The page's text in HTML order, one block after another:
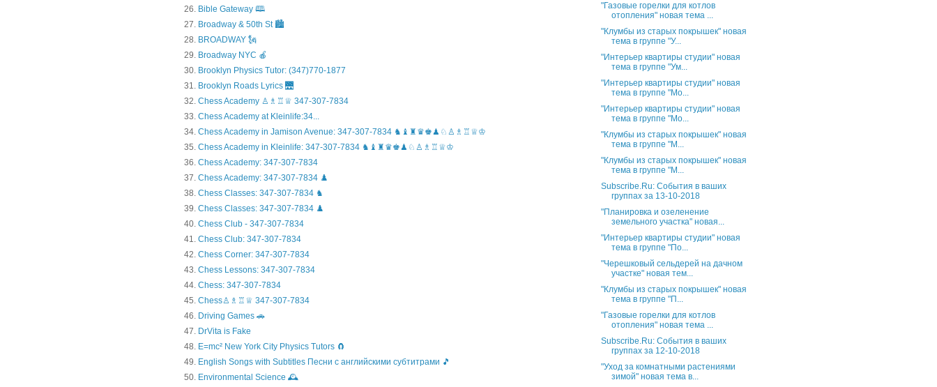
Bible Gateway 🕮
Broadway & 50th St 🏙️
BROADWAY 🗽
Broadway NYC 🍎
Brooklyn Physics Tutor: (347)770-1877
Brooklyn Roads Lyrics 🌉
Chess Academy ♙♗♖♕ 347-307-7834
Chess Academy at Kleinlife:34...
Chess Academy in Jamison Avenue: 347-307-7834 ♞♝♜♛♚♟♘♙♗♖♕♔
Chess Academy in Kleinlife: 347-307-7834 ♞♝♜♛♚♟♘♙♗♖♕♔
Chess Academy: 347-307-7834
Chess Academy: 347-307-7834 ♟️
Chess Classes: 347-307-7834 ♞
Chess Classes: 347-307-7834 ♟️
Chess Club - 347-307-7834
Chess Club: 347-307-7834
Chess Corner: 347-307-7834
Chess Lessons: 347-307-7834
Chess: 347-307-7834
Chess♙♗♖♕ 347-307-7834
Driving Games 🚗
DrVita is Fake
E=mc² New York City Physics Tutors 🧲
English Songs with Subtitles Песни с английскими субтитрами 🎵
Environmental Science 🕰️
"Газовые горелки для котлов
отопления" новая тема ...
"Клумбы из старых покрышек" новая
тема в группе "У...
"Интерьер квартиры студии" новая
тема в группе "Ум...
"Интерьер квартиры студии" новая
тема в группе "Мо...
"Интерьер квартиры студии" новая
тема в группе "Мо...
"Клумбы из старых покрышек" новая
тема в группе "М...
"Клумбы из старых покрышек" новая
тема в группе "М...
Subscribe.Ru: События в ваших
группах за 13-10-2018
"Планировка и озеленение
земельного участка" новая...
"Интерьер квартиры студии" новая
тема в группе "По...
"Черешковый сельдерей на дачном
участке" новая тем...
"Клумбы из старых покрышек" новая
тема в группе "П...
"Газовые горелки для котлов
отопления" новая тема ...
Subscribe.Ru: События в ваших
группах за 12-10-2018
"Уход за комнатными растениями
зимой" новая тема в...